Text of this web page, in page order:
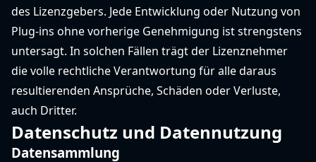
des Lizenzgebers. Jede Entwicklung oder Nutzung von
Plug-ins ohne vorherige Genehmigung ist strengstens
untersagt. In solchen Fällen trägt der Lizenznehmer
die volle rechtliche Verantwortung für alle daraus
resultierenden Ansprüche, Schäden oder Verluste,
auch Dritter.
Datenschutz und Datennutzung
Datensammlung